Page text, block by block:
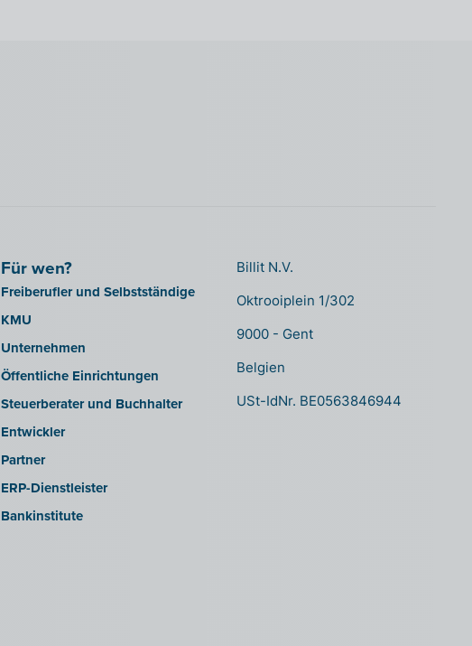
Für wen?
Freiberufler und Selbstständige
KMU
Unternehmen
Öffentliche Einrichtungen
Steuerberater und Buchhalter
Entwickler
Partner
ERP-Dienstleister
Bankinstitute
Billit N.V.
Oktrooiplein 1/302
9000 - Gent
Belgien
USt-IdNr. BE0563846944